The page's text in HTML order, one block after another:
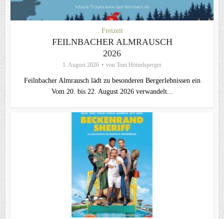
Freizeit
FEILNBACHER ALMRAUSCH
2026
1. August 2026 von Toni Hötzelsperger
Feilnbacher Almrausch lädt zu besonderen Bergerlebnissen ein
Vom 20. bis 22. August 2026 verwandelt...